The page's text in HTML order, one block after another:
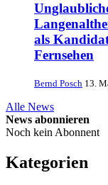
als
Fernsehen
Bernd Posch 13.
Alle News
News abonnieren
Noch kein Abonnent
Kategorien